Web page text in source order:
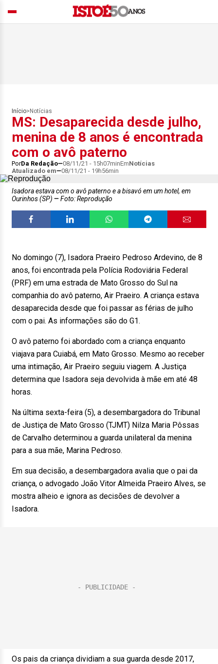
Início> Notícias
MS: Desaparecida desde julho,
menina de 8 anos é encontrada
com o avô paterno
PorDa Redação 08/11/21 - 15h07minEmNotícias
Atualizado em
08/11/21 - 19h56min
Isadora estava com o avô paterno e a bisavó em um hotel, em
Ourinhos (SP)
Foto: Reprodução
No domingo (7), Isadora Praeiro Pedroso Ardevino, de 8
anos, foi encontrada pela Polícia Rodoviária Federal
(PRF) em uma estrada de Mato Grosso do Sul na
companhia do avô paterno, Air Praeiro. A criança estava
desaparecida desde que foi passar as férias de julho
com o pai. As informações são do G1.
O avô paterno foi abordado com a criança enquanto
viajava para Cuiabá, em Mato Grosso. Mesmo ao receber
uma intimação, Air Praeiro seguiu viagem. A Justiça
determina que Isadora seja devolvida à mãe em até 48
horas.
Na última sexta-feira (5), a desembargadora do Tribunal
de Justiça de Mato Grosso (TJMT) Nilza Maria Pôssas
de Carvalho determinou a guarda unilateral da menina
para a sua mãe, Marina Pedroso.
Em sua decisão, a desembargadora avalia que o pai da
criança, o advogado João Vitor Almeida Praeiro Alves, se
mostra alheio e ignora as decisões de devolver a
Isadora.
Os pais da criança dividiam a sua guarda desde 2017,